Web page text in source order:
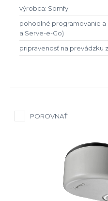
výrobca: Somfy
pohodlné programovanie a
a Serve-e-Go)
pripravenosť na prevádzku
POROVNAŤ